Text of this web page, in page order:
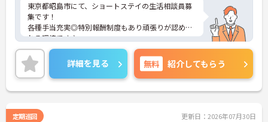
東京都昭島市にて、ショートステイの生活相談員募
集です！
各種手当充実◎特別報酬制度もあり頑張りが認めら
れる環境です♪
ご興味のある方には、面接対策ポイントなどさらに
詳細をお話いたしますので、お気軽にご相談くださ
い。
詳細を見る 無料 紹介してもらう
定期巡回 更新日：2026年07月30日